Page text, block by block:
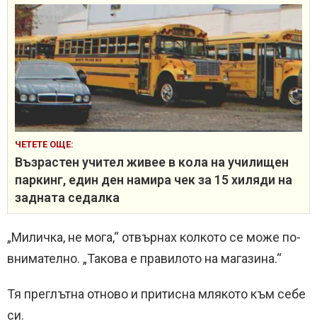
ЧЕТЕТЕ ОЩЕ:
Възрастен учител живее в кола на училищен
паркинг, един ден намира чек за 15 хиляди на
задната седалка
„Миличка, не мога,“ отвърнах колкото се може по-
внимателно. „Такова е правилото на магазина.“
Тя преглътна отново и притисна млякото към себе
си.